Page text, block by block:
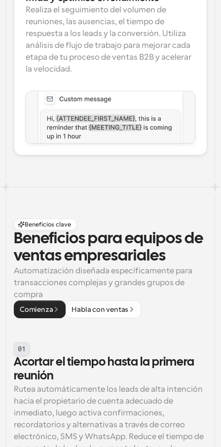
Realiza el seguimiento del volumen de
reuniones, las ausencias, el tiempo de
respuesta a los leads y la conversión. Utiliza
análisis de flujo de trabajo para mejorar cada
etapa de tu proceso de ventas B2B y acelerar
la velocidad.
Beneficios clave
Beneficios para equipos de
ventas empresariales
Automatización diseñada específicamente para
transacciones complejas y grandes grupos de
compra
Comienza Habla con ventas
01
Acortar el tiempo hasta la primera
reunión
Rutea automáticamente los leads de alta intención
hacia el propietario de cuenta adecuado de
inmediato, luego activa confirmaciones,
recordatorios y alternativas a través de correo
electrónico, SMS y WhatsApp. Reduce el tiempo de